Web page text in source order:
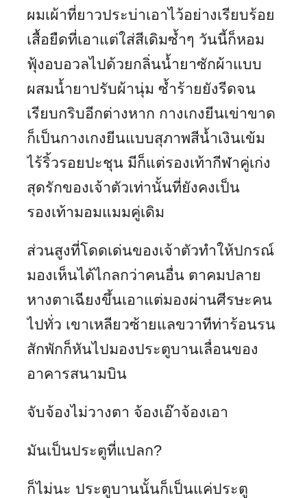
ผมเผ้าที่ยาวประบ่าเอาไว้อย่างเรียบร้อย
เสื้อยืดที่เอาแต่ใส่สีเดิมซ้ำๆ วันนี้ก็หอม
ฟุ้งอบอวลไปด้วยกลิ่นน้ำยาซักผ้าแบบ
ผสมน้ำยาปรับผ้านุ่ม ซ้ำร้ายยังรีดจน
เรียบกริบอีกต่างหาก กางเกงยีนเข่าขาด
ก็เป็นกางเกงยีนแบบสุภาพสีน้ำเงินเข้ม
ไร้ริ้วรอยปะชุน มีก็แต่รองเท้ากีฬาคู่เก่ง
สุดรักของเจ้าตัวเท่านั้นที่ยังคงเป็น
รองเท้ามอมแมมคู่เดิม
ส่วนสูงที่โดดเด่นของเจ้าตัวทำให้ปกรณ์
มองเห็นได้ไกลกว่าคนอื่น ตาคมปลาย
หางตาเฉียงขึ้นเอาแต่มองผ่านศีรษะคน
ไปทั่ว เขาเหลียวซ้ายแลขวาทีท่าร้อนรน
สักพักก็หันไปมองประตูบานเลื่อนของ
อาคารสนามบิน
จับจ้องไม่วางตา จ้องเอ๊าจ้องเอา
มันเป็นประตูที่แปลก?
ก็ไม่นะ ประตูบานนั้นก็เป็นแค่ประตู